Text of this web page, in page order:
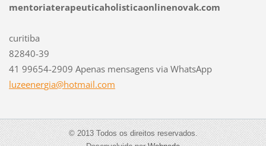
mentoriaterapeuticaholisticaonlinenovak.com
curitiba
82840-39
41 99654-2909 Apenas mensagens via WhatsApp
luzeenergia@hotmail.com
© 2013 Todos os direitos reservados.